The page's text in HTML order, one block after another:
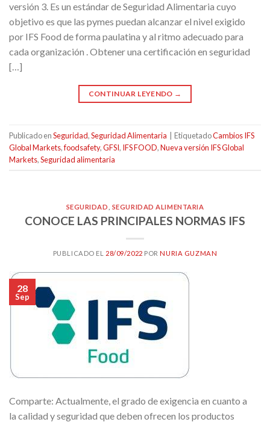
versión 3. Es un estándar de Seguridad Alimentaria cuyo
objetivo es que las pymes puedan alcanzar el nivel exigido
por IFS Food de forma paulatina y al ritmo adecuado para
cada organización . Obtener una certificación en seguridad
[…]
CONTINUAR LEYENDO →
Publicado enSeguridad,Seguridad Alimentaria | EtiquetadoCambios IFS
Global Markets,foodsafety,GFSI, IFS FOOD,Nueva versión IFS Global
Markets,Seguridad alimentaria
SEGURIDAD SEGURIDAD ALIMENTARIA
CONOCE LAS PRINCIPALES NORMAS IFS
PUBLICADO EL 28/09/2022 PORNURIA GUZMAN
28
Sep
Comparte: Actualmente, el grado de exigencia en cuanto a
la calidad y seguridad que deben ofrecen los productos